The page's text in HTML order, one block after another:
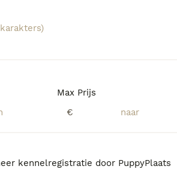
Max Prijs
€
kennelregistratie door PuppyPlaats
Malamute Pups te koop
resultaten wil zien voor deze
sla dan je zoekopdracht op en
jouw perfecte hond:
bewaren